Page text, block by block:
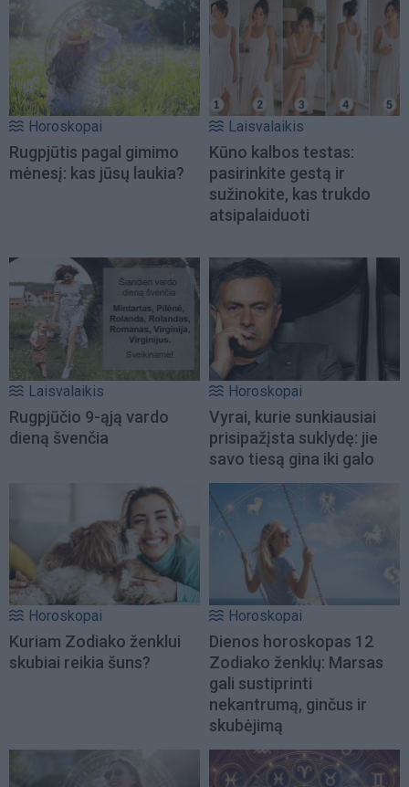
Horoskopai
Rugpjūtis pagal gimimo
mėnesį: kas jūsų laukia?
Laisvalaikis
Kūno kalbos testas:
pasirinkite gestą ir
sužinokite, kas trukdo
atsipalaiduoti
Laisvalaikis
Rugpjūčio 9-ąją vardo
dieną švenčia
Horoskopai
Vyrai, kurie sunkiausiai
prisipažįsta suklydę: jie
savo tiesą gina iki galo
Horoskopai
Kuriam Zodiako ženklui
skubiai reikia šuns?
Horoskopai
Dienos horoskopas 12
Zodiako ženklų: Marsas
gali sustiprinti
nekantrumą, ginčus ir
skubėjimą